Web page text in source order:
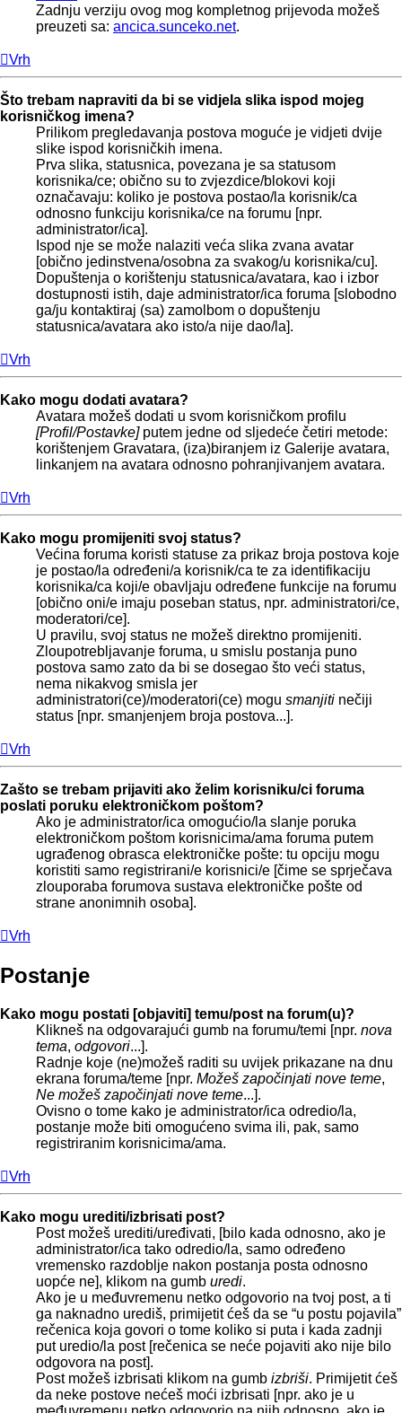
Zadnju verziju ovog mog kompletnog prijevoda možeš
preuzeti sa: ancica.sunceko.net.
Vrh
Što trebam napraviti da bi se vidjela slika ispod mojeg
korisničkog imena?
Prilikom pregledavanja postova moguće je vidjeti dvije
slike ispod korisničkih imena.
Prva slika, statusnica, povezana je sa statusom
korisnika/ce; obično su to zvjezdice/blokovi koji
označavaju: koliko je postova postao/la korisnik/ca
odnosno funkciju korisnika/ce na forumu [npr.
administrator/ica].
Ispod nje se može nalaziti veća slika zvana avatar
[obično jedinstvena/osobna za svakog/u korisnika/cu].
Dopuštenja o korištenju statusnica/avatara, kao i izbor
dostupnosti istih, daje administrator/ica foruma [slobodno
ga/ju kontaktiraj (sa) zamolbom o dopuštenju
statusnica/avatara ako isto/a nije dao/la].
Vrh
Kako mogu dodati avatara?
Avatara možeš dodati u svom korisničkom profilu
[Profil/Postavke]putem jedne od sljedeće četiri metode:
korištenjem Gravatara, (iza)biranjem iz Galerije avatara,
linkanjem na avatara odnosno pohranjivanjem avatara.
Vrh
Kako mogu promijeniti svoj status?
Većina foruma koristi statuse za prikaz broja postova koje
je postao/la određeni/a korisnik/ca te za identifikaciju
korisnika/ca koji/e obavljaju određene funkcije na forumu
[obično oni/e imaju poseban status, npr. administratori/ce,
moderatori/ce].
U pravilu, svoj status ne možeš direktno promijeniti.
Zloupotrebljavanje foruma, u smislu postanja puno
postova samo zato da bi se dosegao što veći status,
nema nikakvog smisla jer
administratori(ce)/moderatori(ce) mogu smanjiti nečiji
status [npr. smanjenjem broja postova...].
Vrh
Zašto se trebam prijaviti ako želim korisniku/ci foruma
poslati poruku elektroničkom poštom?
Ako je administrator/ica omogućio/la slanje poruka
elektroničkom poštom korisnicima/ama foruma putem
ugrađenog obrasca elektroničke pošte: tu opciju mogu
koristiti samo registrirani/e korisnici/e [čime se sprječava
zlouporaba forumova sustava elektroničke pošte od
strane anonimnih osoba].
Vrh
Postanje
Kako mogu postati [objaviti] temu/post na forum(u)?
Klikneš na odgovarajući gumb na forumu/temi [npr. nova
tema, odgovori...].
Radnje koje (ne)možeš raditi su uvijek prikazane na dnu
ekrana foruma/teme [npr. Možeš započinjati nove teme,
Ne možeš započinjati nove teme...].
Ovisno o tome kako je administrator/ica odredio/la,
postanje može biti omogućeno svima ili, pak, samo
registriranim korisnicima/ama.
Vrh
Kako mogu urediti/izbrisati post?
Post možeš urediti/uređivati, [bilo kada odnosno, ako je
administrator/ica tako odredio/la, samo određeno
vremensko razdoblje nakon postanja posta odnosno
uopće ne], klikom na gumb uredi.
Ako je u međuvremenu netko odgovorio na tvoj post, a ti
ga naknadno urediš, primijetit ćeš da se “u postu pojavila”
rečenica koja govori o tome koliko si puta i kada zadnji
put uredio/la post [rečenica se neće pojaviti ako nije bilo
odgovora na post].
Post možeš izbrisati klikom na gumb izbriši. Primijetit ćeš
da neke postove nećeš moći izbrisati [npr. ako je u